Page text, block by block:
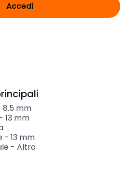
Accedi
8.5 mm
- 13 mm
- 13 mm
- Altro